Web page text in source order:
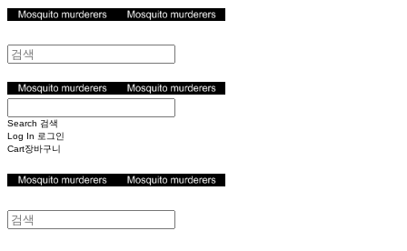
Search 검색
Log In 로그인
Cart장바구니